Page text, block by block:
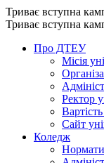
Триває вступна
Триває вступна
Про ДТЕУ
Місія
Ректор
Сайт
Коледж